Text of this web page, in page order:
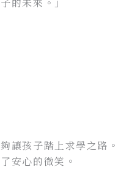
讓孩子踏上求學之路。
安心的微笑。